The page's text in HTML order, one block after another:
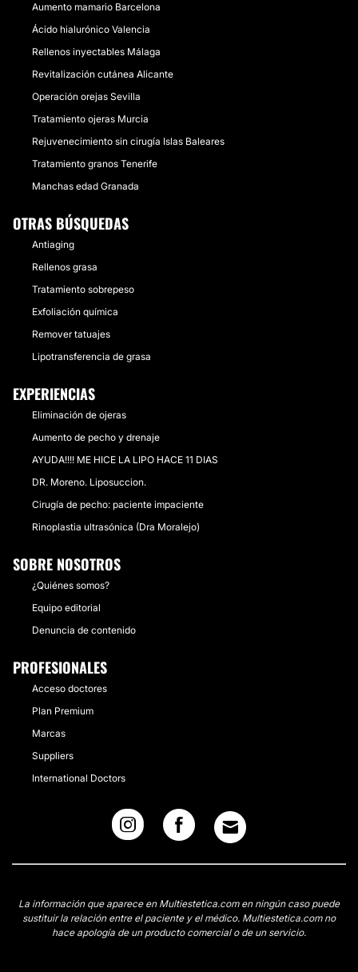
Aumento mamario Barcelona
Ácido hialurónico Valencia
Rellenos inyectables Málaga
Revitalización cutánea Alicante
Operación orejas Sevilla
Tratamiento ojeras Murcia
Rejuvenecimiento sin cirugía Islas Baleares
Tratamiento granos Tenerife
Manchas edad Granada
OTRAS BÚSQUEDAS
Antiaging
Rellenos grasa
Tratamiento sobrepeso
Exfoliación química
Remover tatuajes
Lipotransferencia de grasa
EXPERIENCIAS
Eliminación de ojeras
Aumento de pecho y drenaje
AYUDA!!!! ME HICE LA LIPO HACE 11 DIAS
DR. Moreno. Liposuccion.
Cirugía de pecho: paciente impaciente
Rinoplastia ultrasónica (Dra Moralejo)
SOBRE NOSOTROS
¿Quiénes somos?
Equipo editorial
Denuncia de contenido
PROFESIONALES
Acceso doctores
Plan Premium
Marcas
Suppliers
International Doctors
La información que aparece en Multiestetica.com en ningún caso puede
sustituir la relación entre el paciente y el médico. Multiestetica.com no
hace apología de un producto comercial o de un servicio.